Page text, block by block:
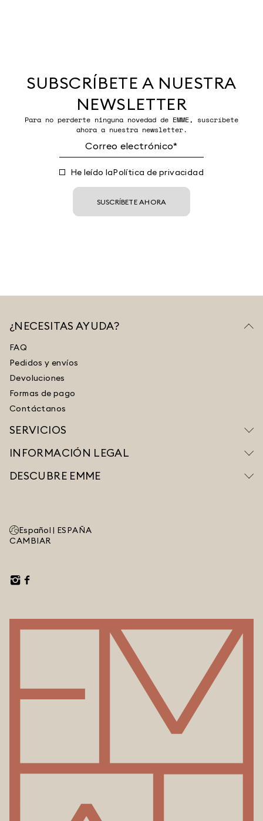
SUBSCRÍBETE A NUESTRA
NEWSLETTER
Para no perderte ninguna novedad de EMME, suscríbete
ahora a nuestra newsletter.
He leído laPolítica de privacidad
SUSCRÍBETE AHORA
¿NECESITAS AYUDA?
FAQ
Pedidos y envíos
Devoluciones
Formas de pago
Contáctanos
SERVICIOS
INFORMACIÓN LEGAL
DESCUBRE EMME
Español | ESPAÑA
CAMBIAR